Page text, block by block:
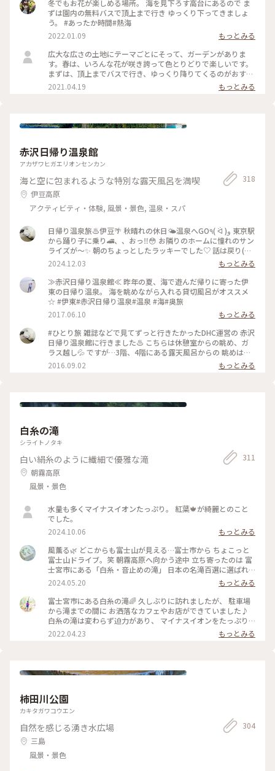
冬でもお花が楽しめる場所。 海を見下ろす高台にあるので ま
ずは園内の無料バスで頂上まで行き ゆっくり下ってきましょ
う。 #あったか時間#熱海
2022.01.09
もっとみる
広大な広さの土地にテーマごとにそって、ガーデンがありま
す。春は、いろんな花が咲き誇って色とりどりで楽しいです。
まずは、頂上までバスで行き、ゆっくり降りてくるのがおすす
めです。 #花を愉しむ #ガーデン #熱海 #フォトコン #コ
ンテスト
2021.04.19 もっとみる
赤沢日帰り温泉館
アカザワヒガエリオンセンカン
海と空に包まれるような特別な露天風呂を満喫
伊豆高原
アクティビティ・体験, 風景・景色, 温泉・スパ
318
日帰り温泉旅♨️伊豆🌴 秋晴れの休日🌤️温泉へGO٩( ᐛ )و 東京駅
から踊り子に乗り🚄、、おっ‼️😳 お隣りのホームに憧れのサン
ライズが〜✨ 朝のちょっとしたラッキーでした♡ 話は戻り(笑)
踊り子号で伊豆高原駅へ🚉 そして赤沢日帰り温泉館に♨️ ここ
は私のひとり旅初めての場所😊 当時も日帰りでしたが、とて
も楽しかったので その後旅にハマってしまいました😂 絶景の
インフィニティ露天でキラキラの海を 眺めながら思い出に浸
っていました😌♨️ お風呂はもちろん📷✖️なので、写真はロビー
からの相模湾です🌊🛥️ ここの温泉はお湯👍眺め👍清潔感👍駅
から 送迎バスあり🚌でなかなか良いですょ💯 #秋の彩り #ベス
トトリップ2024 #赤沢日帰り温泉館#DHC#赤沢温泉 #伊豆高原
駅#特急踊り子#シャトルバス #食事処#ランチ#駿河湾#インフ
ィニティ風呂 #露天風呂#絶景#サンライズ瀬戸出雲#東京駅 #
ことりっぷ伊豆
2024.12.03
もっとみる
≫赤沢日帰り温泉館≪ 昨年の夏、海で遊んだ帰りに寄った伊
東の日帰り温泉。 海を眺めながら入れる貸切風呂がオススメ
☆ #伊東#赤沢日帰り温泉#温泉 #海#奥旅
2017.06.10
もっとみる
#ひとり旅 雑誌などで見てずっと行きたかったDHC運営の 赤沢
日帰り温泉館に行きました♨️ こちらは休憩室からの眺め、ガ
ラス越し💦 ですが…3階、4階にある露天風呂からの 眺めは絶
景の一言❗️ 伊豆の海が水平線まで見渡せます😆 上野東京ライン
のお陰で熱海まで行けて、 その先の伊豆半島まで日帰りひとり
2016.09.02 もっとみる
白糸の滝
シライトノタキ
白い絹糸のように繊細で優雅な滝
朝霧高原
風景・景色
311
水量も多くマイナスイオンたっぷり。 紅葉🍁が綺麗とのこと
でした。
2024.10.06
もっとみる
風薫る🌿 どこからも富士山が見える…富士市から ちょこっと
富士山ドライブ。笑 朝霧高原へ向かう途中 立ち寄ったのは 富
士宮市にある「白糸・音止めの滝」 日本の名滝百選に選ばれ
国の名勝・天然記念物に指定の「白糸の滝」。 そのほとんど
が富士山の湧水で 高さ20メートル、幅150メートルの 湾曲し
た絶壁から流れ落ちる姿は… 白糸のような 女性的な美しさと
優しい景観。 初夏の陽気の日… ひんやりと マイナスイオンた
っぷりの 心も体もリフレッシュのひとときに。 #風薫る#富士
宮市#白糸の滝#音止めの滝#富士山の湧水#美しい滝#音止めの
滝（4枚目）#マイナスイオン#富士山日和#ドライブ日和#美し
2024.05.20
もっとみる
富士宮市にある白糸の滝🌈 久しぶりに訪れましたが、 駐車場
から滝までの間に お洒落なカフェやお店ができていました♪
白糸の滝は変わらず迫力があり、 マイナスイオンをたっぷり
浴びることができました(⁎˃ᴗ˂⁎) 汗ばむ季節には最高ですね！
なかなか出かけられなかったからこそ、 この景色も当たり前
自然#絶景#春風さんぽ
2022.04.23 もっとみる
柿田川公園
カキタガワコウエン
自然を感じる湧き水広場
三島
風景・景色
304